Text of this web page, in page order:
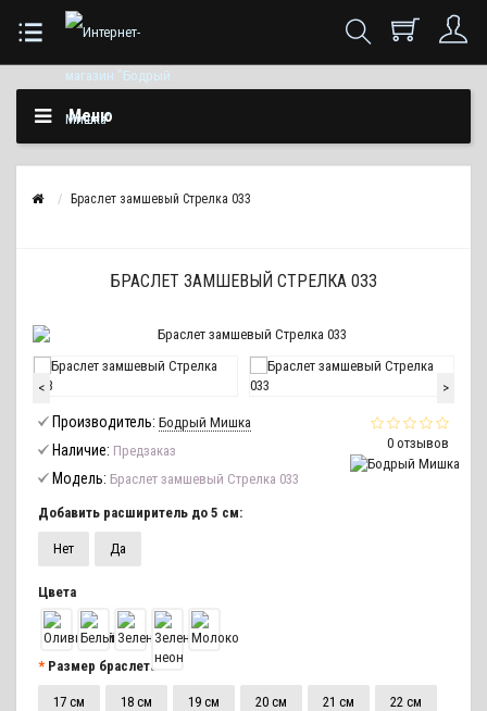
Меню
Браслет замшевый Стрелка 033
БРАСЛЕТ ЗАМШЕВЫЙ СТРЕЛКА 033
< >
0 отзывов
Производитель: Бодрый Мишка
Наличие: Предзаказ
Модель: Браслет замшевый Стрелка 033
Добавить расширитель до 5 см:
Нет Да
Цвета
Размер браслета:
17 см 18 см 19 см 20 см 21 см 22 см